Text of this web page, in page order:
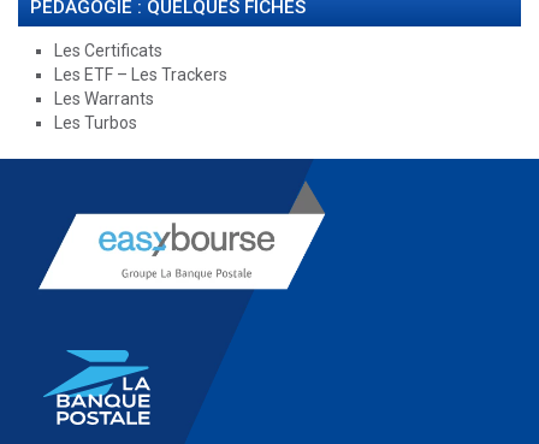
PÉDAGOGIE : QUELQUES FICHES
Les Certificats
Les ETF – Les Trackers
Les Warrants
Les Turbos